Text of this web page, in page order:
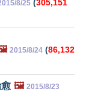
8/25 (305,151
2015/8/24 (86,132
🖼️ 2015/8/23